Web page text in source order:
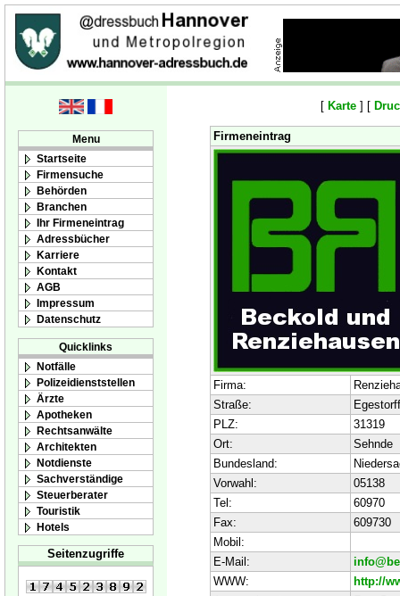
Menu
Startseite
Firmensuche
Behörden
Branchen
Ihr Firmeneintrag
Adressbücher
Karriere
Kontakt
AGB
Impressum
Datenschutz
Quicklinks
Notfälle
Polizeidienststellen
Ärzte
Apotheken
Rechtsanwälte
Architekten
Notdienste
Sachverständige
Steuerberater
Touristik
Hotels
Seitenzugriffe
[ Karte ] [
Firmeneintrag
Firma:
Straße:
PLZ:
31319
Ort:
Sehnde
Bundesland:
Vorwahl:
05138
Tel:
60970
Fax:
609730
Mobil:
E-Mail:
WWW:
http://